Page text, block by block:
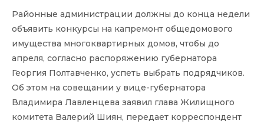
Районные администрации должны до конца недели
объявить конкурсы на капремонт общедомового
имущества многоквартирных домов, чтобы до
апреля, согласно распоряжению губернатора
Георгия Полтавченко, успеть выбрать подрядчиков.
Об этом на совещании у вице-губернатора
Владимира Лавленцева заявил глава Жилищного
комитета Валерий Шиян, передает корреспондент